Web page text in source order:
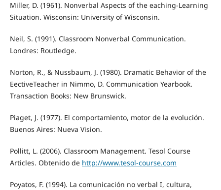
Miller, D. (1961). Nonverbal Aspects of the eaching-Learning
Situation. Wisconsin: University of Wisconsin.
Neil, S. (1991). Classroom Nonverbal Communication.
Londres: Routledge.
Norton, R., & Nussbaum, J. (1980). Dramatic Behavior of the
EectiveTeacher in Nimmo, D. Communication Yearbook.
Transaction Books: New Brunswick.
Piaget, J. (1977). El comportamiento, motor de la evolución.
Buenos Aires: Nueva Vision.
Pollitt, L. (2006). Classroom Management. Tesol Course
Articles. Obtenido de http://www.tesol-course.com
Poyatos, F. (1994). La comunicación no verbal I, cultura,